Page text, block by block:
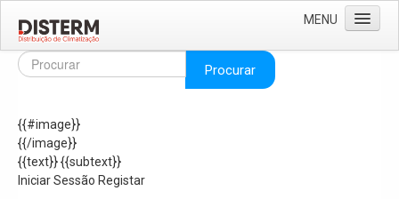
MENU
Home
Áreas de Negócio
Missão e Valores
As Nossas Marcas
Procurar
{{#image}}
{{/image}}
{{text}}{{subtext}}
Iniciar Sessão Registar